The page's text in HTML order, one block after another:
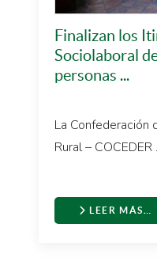
Finalizan los
Sociolaboral
personas ...
La Confederación
Rural – COCEDER
LEER MÁS…